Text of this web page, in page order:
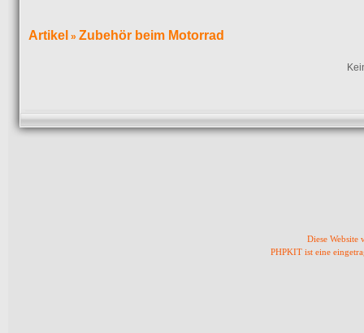
Artikel » Zubehör beim Motorrad
Diese Website
PHPKIT ist eine